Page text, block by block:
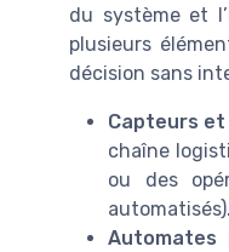
du système et
plusieurs
décision sans
Capteurs
chaîne
ou des
automatisés).
Automates